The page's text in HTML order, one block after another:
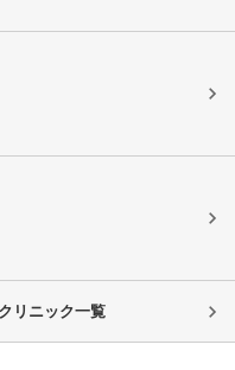
リニック一覧